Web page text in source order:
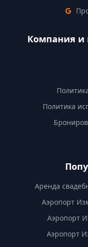
Компания и
Политика
Аренда
Аэропорт
Аэропорт
Аэропорт